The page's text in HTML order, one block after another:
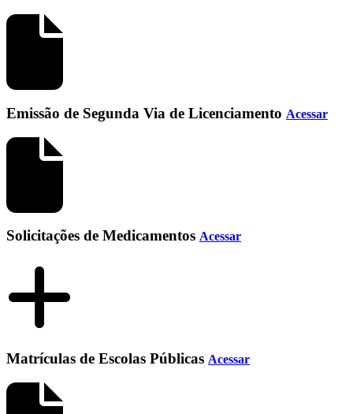
Emissão de Segunda Via de Licenciamento Acessar
Solicitações de Medicamentos Acessar
Matrículas de Escolas Públicas Acessar